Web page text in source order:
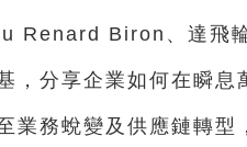
Renard Biron、達飛
，分享企業如何在瞬息
業務蛻變及供應鏈轉型